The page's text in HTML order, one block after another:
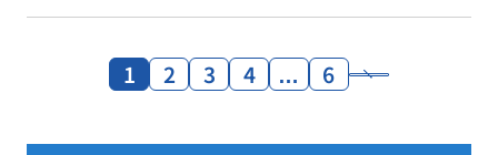
1 2 3 4 … 6